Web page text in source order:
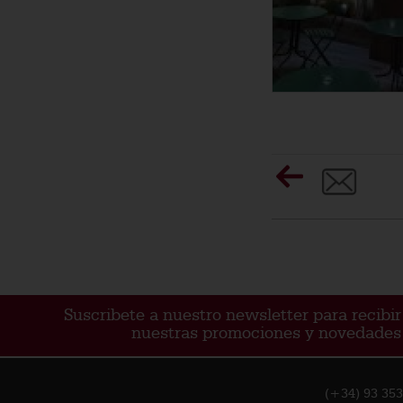
Suscribete a nuestro newsletter para recibir
nuestras promociones y novedades
(+34) 93